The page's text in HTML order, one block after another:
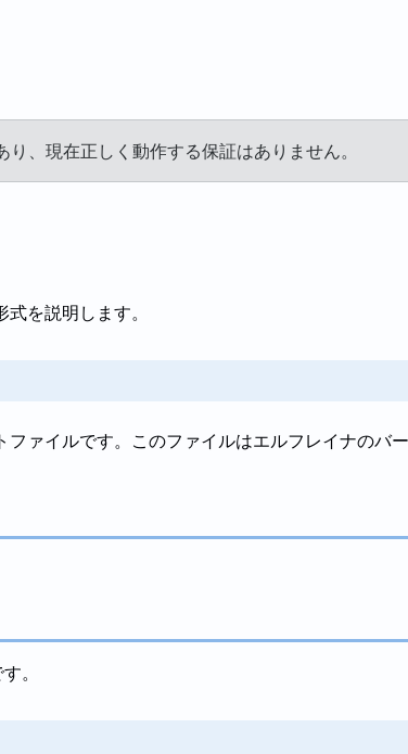
、現在正しく動作する保証はありません。
を説明します。
ァイルです。このファイルはエルフレイナのバ
。